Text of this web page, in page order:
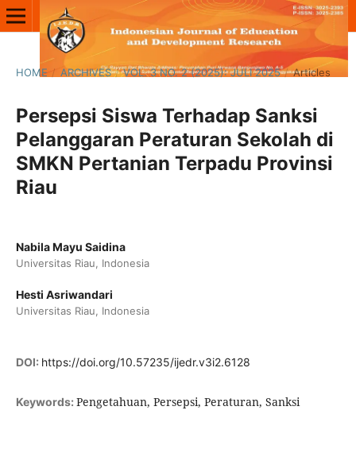
HOME / ARCHIVES / VOL. 3 NO. 2 (2025): JULI 2025 / Articles
Persepsi Siswa Terhadap Sanksi
Pelanggaran Peraturan Sekolah di
SMKN Pertanian Terpadu Provinsi
Riau
Nabila Mayu Saidina
Universitas Riau, Indonesia
Hesti Asriwandari
Universitas Riau, Indonesia
DOI: https://doi.org/10.57235/ijedr.v3i2.6128
Keywords: Pengetahuan, Persepsi, Peraturan, Sanksi